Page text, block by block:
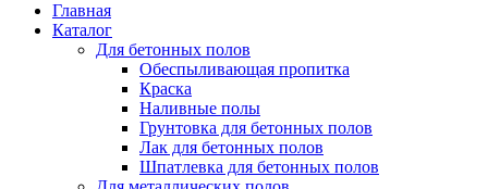
Главная
Каталог
Для бетонных полов
Обеспыливающая пропитка
Краска
Наливные полы
Грунтовка для бетонных полов
Лак для бетонных полов
Шпатлевка для бетонных полов